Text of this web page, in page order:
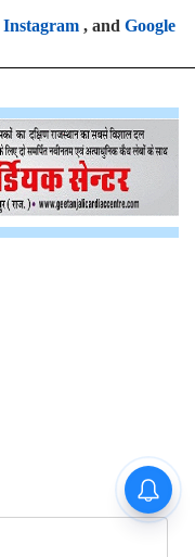
Instagram, and Google